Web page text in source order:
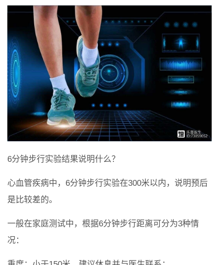
6分钟步行实验结果说明什么？
心血管疾病中，6分钟步行实验在300米以内，说明预后
是比较差的。
一般在家庭测试中，根据6分钟步行距离可分为3种情
况：